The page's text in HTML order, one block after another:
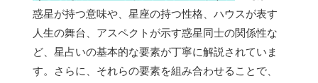
惑星が持つ意味や、星座の持つ性格、ハウスが表す
人生の舞台、アスペクトが示す惑星同士の関係性な
ど、星占いの基本的な要素が丁寧に解説されていま
す。さらに、それらの要素を組み合わせることで、